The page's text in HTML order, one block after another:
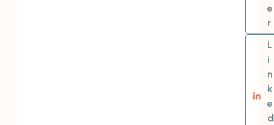
e
r
L
i
n
k
e
d